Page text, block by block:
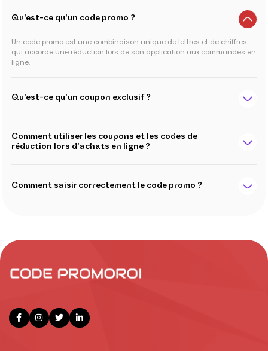
Qu'est-ce qu'un code promo ?
Un code promo est une combinaison unique de lettres et de chiffres
qui accorde une réduction lors de son application aux commandes en
ligne.
Qu'est-ce qu'un coupon exclusif ?
Comment utiliser les coupons et les codes de
réduction lors d'achats en ligne ?
Comment saisir correctement le code promo ?